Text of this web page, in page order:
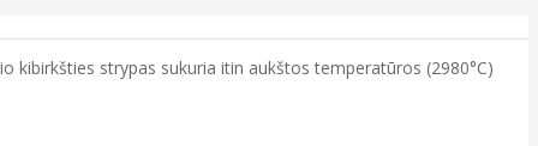
strypas sukuria itin aukštos temperatūros (2980°C)